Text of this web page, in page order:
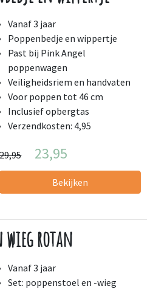
Vanaf 3 jaar
Poppenbedje en wippertje
Past bij Pink Angel
poppenwagen
Veiligheidsriem en handvaten
Voor poppen tot 46 cm
Inclusief opbergtas
Verzendkosten: 4,95
29,95 23,95
Bekijken
wieg rotan
Vanaf 3 jaar
Set: poppenstoel en -wieg